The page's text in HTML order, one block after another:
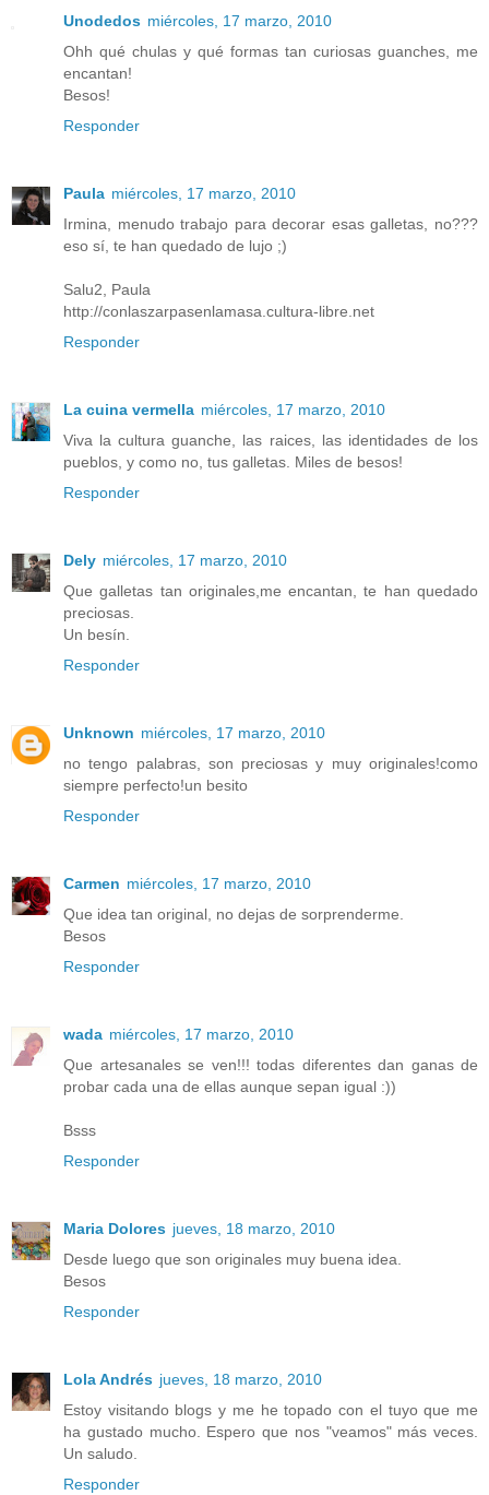
Unodedos miércoles, 17 marzo, 2010
Ohh qué chulas y qué formas tan curiosas guanches, me
encantan!
Besos!
Responder
Paula miércoles, 17 marzo, 2010
Irmina, menudo trabajo para decorar esas galletas, no???
eso sí, te han quedado de lujo ;)
Salu2, Paula
http://conlaszarpasenlamasa.cultura-libre.net
Responder
La cuina vermella miércoles, 17 marzo, 2010
Viva la cultura guanche, las raices, las identidades de los
pueblos, y como no, tus galletas. Miles de besos!
Responder
Dely miércoles, 17 marzo, 2010
Que galletas tan originales,me encantan, te han quedado
preciosas.
Un besín.
Responder
Unknown miércoles, 17 marzo, 2010
no tengo palabras, son preciosas y muy originales!como
siempre perfecto!un besito
Responder
Carmen miércoles, 17 marzo, 2010
Que idea tan original, no dejas de sorprenderme.
Besos
Responder
wada miércoles, 17 marzo, 2010
Que artesanales se ven!!! todas diferentes dan ganas de
probar cada una de ellas aunque sepan igual :))
Bsss
Responder
Maria Dolores jueves, 18 marzo, 2010
Desde luego que son originales muy buena idea.
Besos
Responder
Lola Andrés jueves, 18 marzo, 2010
Estoy visitando blogs y me he topado con el tuyo que me
ha gustado mucho. Espero que nos "veamos" más veces.
Un saludo.
Responder